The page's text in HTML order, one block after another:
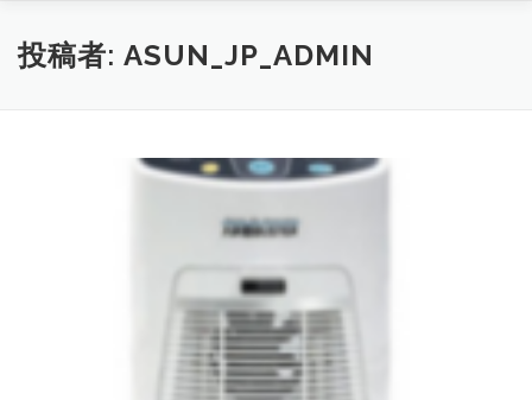
ASUNとは 組織概要 活動報告
投稿者: ASUN_JP_ADMIN